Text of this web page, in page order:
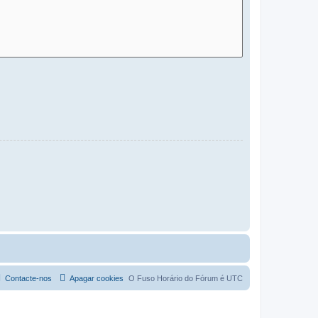
O Fuso Horário do Fórum é UTC
Apagar cookies
Contacte-nos